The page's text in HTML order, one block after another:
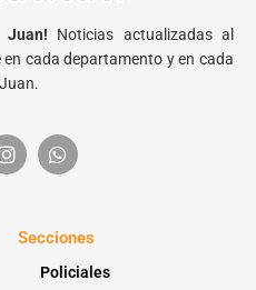
Juan! Noticias actualizadas al
cada departamento y en cada
Secciones
Policiales